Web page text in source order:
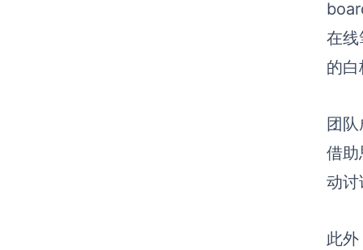
在线
的
团
借助
动讨
此